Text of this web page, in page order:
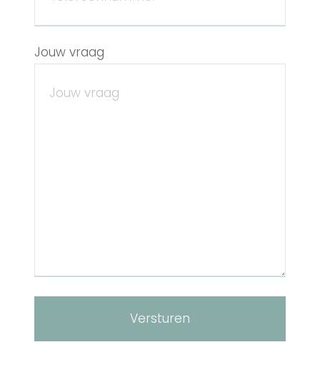
Jouw vraag
Versturen